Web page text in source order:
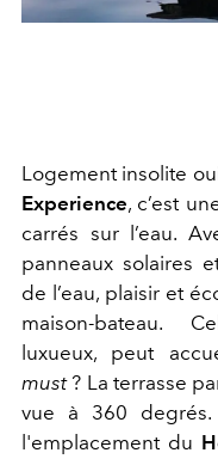
Logement insolite
Experience, c’est
carrés sur l’eau.
panneaux solaires
de l’eau, plaisir et
maison-bateau.
luxueux, peut
must ? La terrasse
vue à 360
l'emplacement du